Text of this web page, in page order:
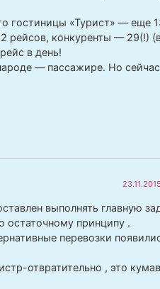
гостиницы «Турист» — еще
рейсов, конкуренты — 29(!)
в день!
— пассажире. Но
выполнять главную
остаточному принципу .
перевозки
отвратительно , это